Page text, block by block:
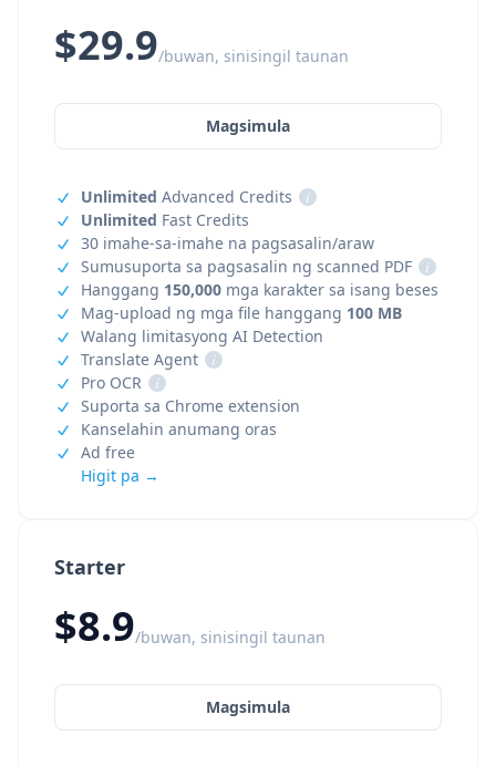
Starter
$8.9/buwan, sinisingil taunan
Magsimula
$29.9/buwan, sinisingil taunan
Magsimula
Unlimited Advanced Credits
i
Unlimited Fast Credits
30 imahe-sa-imahe na pagsasalin/araw
Sumusuporta sa pagsasalin ng scanned PDF
i
Hanggang 150,000 mga karakter sa isang beses
Mag-upload ng mga file hanggang 100 MB
Walang limitasyong AI Detection
Translate Agent
i
Pro OCR
i
Suporta sa Chrome extension
Kanselahin anumang oras
Ad free
Higit pa →